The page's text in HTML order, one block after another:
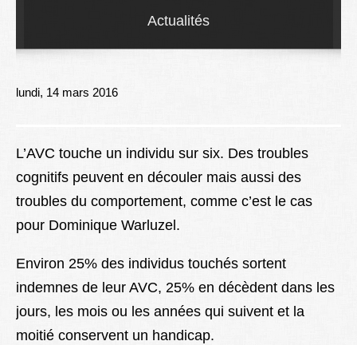
Droit
Lexique
Actualités
lundi, 14 mars 2016
L’AVC touche un individu sur six. Des troubles
cognitifs peuvent en découler mais aussi des
troubles du comportement, comme c’est le cas
pour Dominique Warluzel.
Environ 25% des individus touchés sortent
indemnes de leur AVC, 25% en décèdent dans les
jours, les mois ou les années qui suivent et la
moitié conservent un handicap.